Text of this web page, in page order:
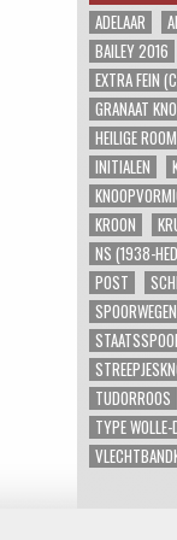
ADELAAR
BAILEY 2016
EXTRA FEIN
GRANAAT
HEILIGE
INITIALEN
KROON
NS (1938-
POST
SPOORWEGEN
TUDORROOS
TYPE WOLLE-